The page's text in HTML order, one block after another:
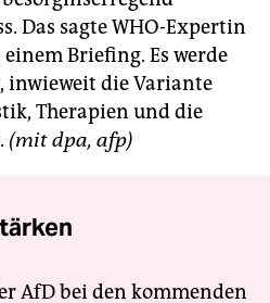
Das sagte WHO-Expertin
Briefing. Es werde
inwieweit die Variante
Therapien und die
(mit dpa, afp)
AfD bei den kommenden